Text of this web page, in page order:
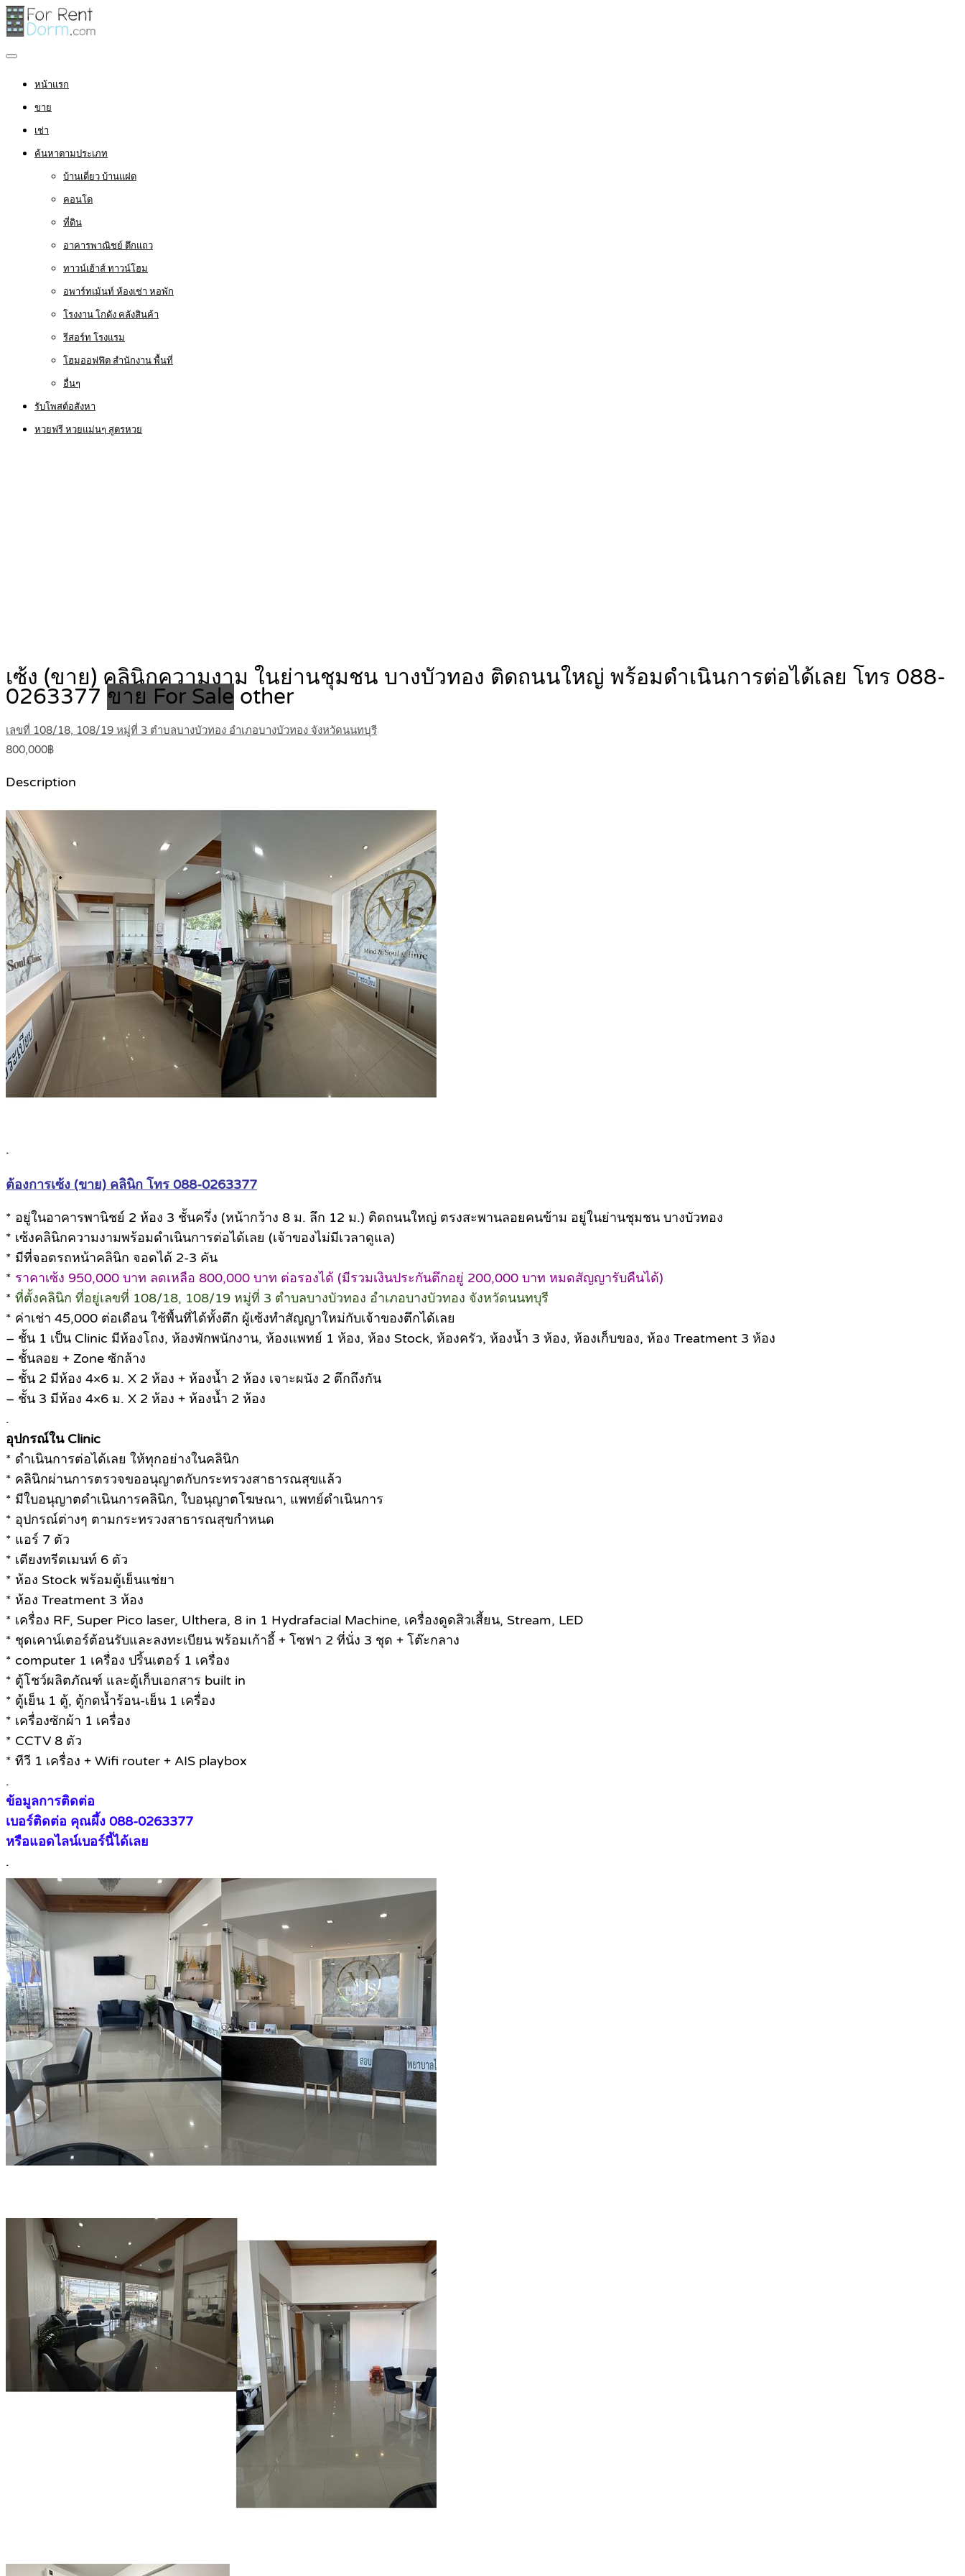
หน้าแรก
ขาย
เช่า
ค้นหาตามประเภท
บ้านเดี่ยว บ้านแฝด
คอนโด
ที่ดิน
อาคารพาณิชย์ ตึกแถว
ทาวน์เฮ้าส์ ทาวน์โฮม
อพาร์ทเม้นท์ ห้องเช่า หอพัก
โรงงาน โกดัง คลังสินค้า
รีสอร์ท โรงแรม
โฮมออฟฟิต สำนักงาน พื้นที่
อื่นๆ
รับโพสต์อสังหา
หวยฟรี หวยแม่นๆ สูตรหวย
เซ้ง (ขาย) คลินิกความงาม ในย่านชุมชน บางบัวทอง ติดถนนใหญ่ พร้อมดำเนินการต่อได้เลย โทร 088-
0263377 ขาย For Sale other
เลขที่ 108/18, 108/19 หมู่ที่ 3 ตำบลบางบัวทอง อำเภอบางบัวทอง จังหวัดนนทบุรี
800,000฿
Description
.
ต้องการเซ้ง (ขาย) คลินิก โทร 088-0263377
* อยู่ในอาคารพานิชย์ 2 ห้อง 3 ชั้นครึ่ง (หน้ากว้าง 8 ม. ลึก 12 ม.) ติดถนนใหญ่ ตรงสะพานลอยคนข้าม อยู่ในย่านชุมชน บางบัวทอง
* เซ้งคลินิกความงามพร้อมดำเนินการต่อได้เลย (เจ้าของไม่มีเวลาดูแล)
* มีที่จอดรถหน้าคลินิก จอดได้ 2-3 คัน
* ราคาเซ้ง 950,000 บาท ลดเหลือ 800,000 บาท ต่อรองได้ (มีรวมเงินประกันตึกอยู่ 200,000 บาท หมดสัญญารับคืนได้)
* ที่ตั้งคลินิก ที่อยู่เลขที่ 108/18, 108/19 หมู่ที่ 3 ตำบลบางบัวทอง อำเภอบางบัวทอง จังหวัดนนทบุรี
* ค่าเช่า 45,000 ต่อเดือน ใช้พื้นที่ได้ทั้งตึก ผู้เซ้งทำสัญญาใหม่กับเจ้าของตึกได้เลย
– ชั้น 1 เป็น Clinic มีห้องโถง, ห้องพักพนักงาน, ห้องแพทย์ 1 ห้อง, ห้อง Stock, ห้องครัว, ห้องน้ำ 3 ห้อง, ห้องเก็บของ, ห้อง Treatment 3 ห้อง
– ชั้นลอย + Zone ซักล้าง
– ชั้น 2 มีห้อง 4×6 ม. X 2 ห้อง + ห้องน้ำ 2 ห้อง เจาะผนัง 2 ตึกถึงกัน
– ชั้น 3 มีห้อง 4×6 ม. X 2 ห้อง + ห้องน้ำ 2 ห้อง
.
อุปกรณ์ใน Clinic
* ดำเนินการต่อได้เลย ให้ทุกอย่างในคลินิก
* คลินิกผ่านการตรวจขออนุญาตกับกระทรวงสาธารณสุขแล้ว
* มีใบอนุญาตดำเนินการคลินิก, ใบอนุญาตโฆษณา, แพทย์ดำเนินการ
* อุปกรณ์ต่างๆ ตามกระทรวงสาธารณสุขกำหนด
* แอร์ 7 ตัว
* เตียงทรีตเมนท์ 6 ตัว
* ห้อง Stock พร้อมตู้เย็นแช่ยา
* ห้อง Treatment 3 ห้อง
* เครื่อง RF, Super Pico laser, Ulthera, 8 in 1 Hydrafacial Machine, เครื่องดูดสิวเสี้ยน, Stream, LED
* ชุดเคาน์เตอร์ต้อนรับและลงทะเบียน พร้อมเก้าอี้ + โซฟา 2 ที่นั่ง 3 ชุด + โต๊ะกลาง
* computer 1 เครื่อง ปริ้นเตอร์ 1 เครื่อง
* ตู้โชว์ผลิตภัณฑ์ และตู้เก็บเอกสาร built in
* ตู้เย็น 1 ตู้, ตู้กดน้ำร้อน-เย็น 1 เครื่อง
* เครื่องซักผ้า 1 เครื่อง
* CCTV 8 ตัว
* ทีวี 1 เครื่อง + Wifi router + AIS playbox
.
ข้อมูลการติดต่อ
เบอร์ติดต่อ คุณผึ้ง 088-0263377
หรือแอดไลน์เบอร์นี้ได้เลย
.